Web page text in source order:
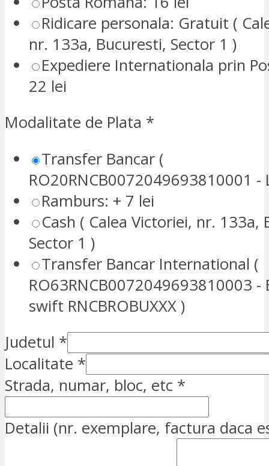
Ridicare personala: Gratuit (
nr. 133a, Bucuresti, Sector 1 )
Expediere Internationala prin
22 lei
Modalitate de Plata *
Transfer Bancar (
RO20RNCB0072049693810001 -
Ramburs: + 7 lei
Cash ( Calea Victoriei, nr. 133a,
Sector 1 )
Transfer Bancar International (
RO63RNCB0072049693810003 -
swift RNCBROBUXXX )
Judetul *
Localitate *
Strada, numar, bloc, etc *
Detalii (nr. exemplare, factura daca